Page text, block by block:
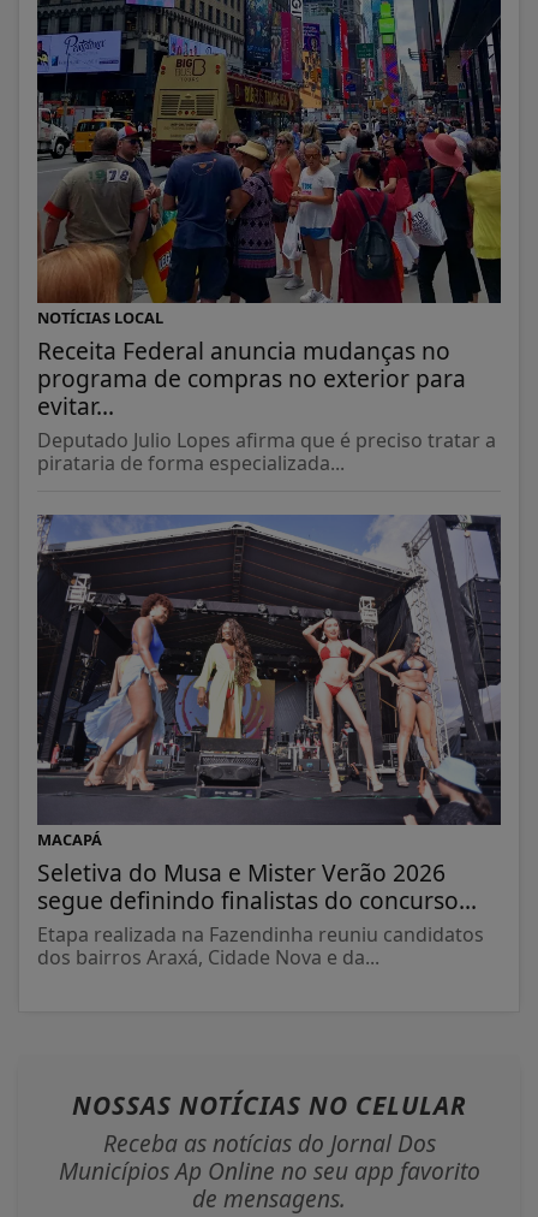
NOTÍCIAS LOCAL
Receita Federal anuncia mudanças no
programa de compras no exterior para
evitar...
Deputado Julio Lopes afirma que é preciso tratar a
pirataria de forma especializada...
MACAPÁ
Seletiva do Musa e Mister Verão 2026
segue definindo finalistas do concurso...
Etapa realizada na Fazendinha reuniu candidatos
dos bairros Araxá, Cidade Nova e da...
NOSSAS NOTÍCIAS NO CELULAR
Receba as notícias do Jornal Dos
Municípios Ap Online no seu app favorito
de mensagens.